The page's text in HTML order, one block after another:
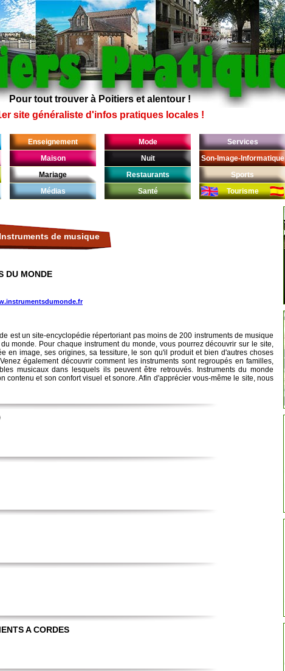
Pour tout trouver à Poitiers et alentour !
site généraliste d'infos pratiques locales !
Enseignement
Maison
Mariage
Médias
Mode
Nuit
Restaurants
Santé
Services
Son-Image-Informatique
Sports
Tourisme
Instruments de musique
DU MONDE
est un site-encyclopédie répertoriant pas moins de 200 instruments de musique
monde. Pour chaque instrument du monde, vous pourrez découvrir sur le site,
en image, ses origines, sa tessiture, le son qu'il produit et bien d'autres choses
également découvrir comment les instruments sont regroupés en familles,
musicaux dans lesquels ils peuvent être retrouvés. Instruments du monde
contenu et son confort visuel et sonore. Afin d'apprécier vous-même le site, nous
A CORDES